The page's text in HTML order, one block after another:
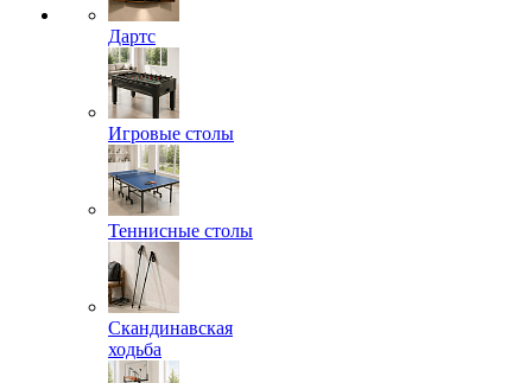
Дартс
Игровые столы
Теннисные столы
Скандинавская
ходьба